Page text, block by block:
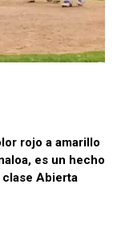
rojo a amarillo
es un hecho
clase Abierta